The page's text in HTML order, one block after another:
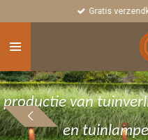
naar
hoofdinhoud
Gratis
productie van
en